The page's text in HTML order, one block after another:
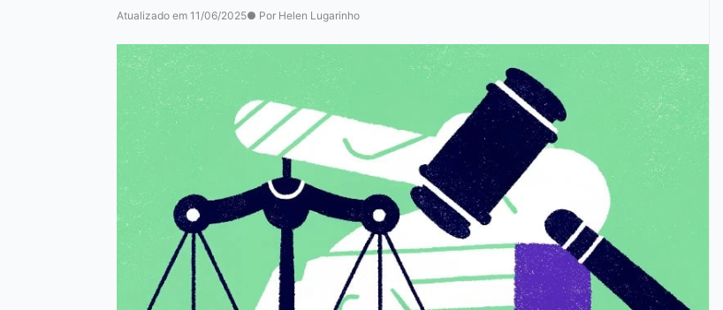
Atualizado em 11/06/2025● Por Helen Lugarinho